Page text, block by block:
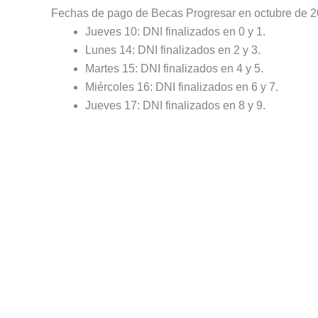
Fechas de pago de Becas Progresar en octubre de
Jueves 10: DNI finalizados en 0 y 1.
Lunes 14: DNI finalizados en 2 y 3.
Martes 15: DNI finalizados en 4 y 5.
Miércoles 16: DNI finalizados en 6 y 7.
Jueves 17: DNI finalizados en 8 y 9.